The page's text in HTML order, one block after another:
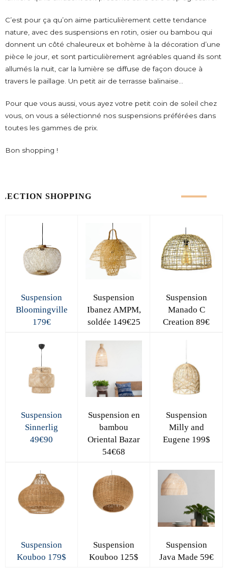
C’est pour ça qu’on aime particulièrement cette tendance
nature, avec des suspensions en rotin, osier ou bambou qui
donnent un côté chaleureux et bohème à la décoration d’une
pièce le jour, et sont particulièrement agréables quand ils sont
allumés la nuit, car la lumière se diffuse de façon douce à
travers le paillage. Un petit air de terrasse balinaise…
Pour que vous aussi, vous ayez votre petit coin de soleil chez
vous, on vous a sélectionné nos suspensions préférées dans
toutes les gammes de prix.
Bon shopping !
SHOPPING
Suspension
Bloomingville
179€
Suspension
Ibanez AMPM,
soldée 149€25
Suspension
Manado C
Creation 89€
Suspension
Sinnerlig
49€90
Suspension en
bambou
Oriental Bazar
54€68
Suspension
Milly and
Eugene 199$
Suspension
Kouboo 179$
Suspension
Kouboo 125$
Suspension
Java Made 59€